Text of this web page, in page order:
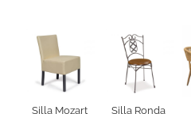
Silla Mozart Silla Ronda